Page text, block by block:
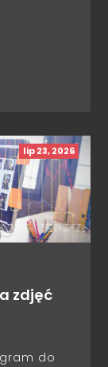
lip 23, 2026
zdjęć
do